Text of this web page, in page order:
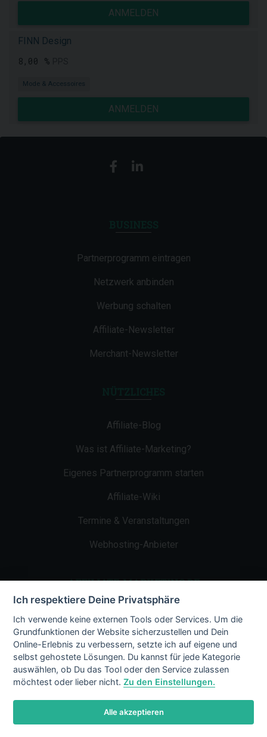
ANMELDEN
FINN Design
8,00 %
Mode & Accessoires
ANMELDEN
Partnerprogramm eintragen
Netzwerk anbinden
Werbung schalten
Affiliate-Newsletter
Merchant-Newsletter
Affiliate-Blog
Was ist Affiliate-Marketing?
Eigenes Partnerprogramm starten
Affiliate-Wiki
Termine & Veranstaltungen
Webhosting-Anbieter
AFFILIATE-MARKETING.DE
Impressum
Kontakt
Datenschutz
Ich respektiere Deine Privatsphäre
Ich verwende keine externen Tools oder Services. Um die
Grundfunktionen der Website sicherzustellen und Dein
Online-Erlebnis zu verbessern, setzte ich auf eigene und
selbst gehostete Lösungen. Du kannst für jede Kategorie
auswählen, ob Du das Tool oder den Service zulassen
möchtest oder lieber nicht.Zu den Einstellungen.
Alle akzeptieren